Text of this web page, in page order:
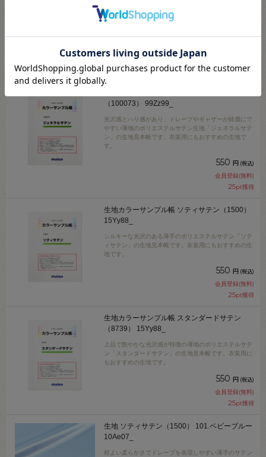
高ドレープ性としなやかさを兼ね備えた上品なドレープ
サテン「ネオクレープサテン」の生地見本帳です。衣装
15pt獲得
（100073） 99Zz99_
光沢感とハリ感があり、ドレープやギャザーが綺麗にで
やすい薄地のポリエステルサテン生地「ジェネラルサテ
ン」の生地見本帳です。衣装用にもおすすめの生地で
す。
550 円 (税込)
会員登録(無料)
25pt獲得
生地カラーサンプル帳 ソティサテン（1500）
15Yy88_
シルキーな光沢のある薄手のポリエステルサテン「ソテ
ィサテン」の生地見本帳です。衣装用にもおすすめの生
地です。
550 円 (税込)
会員登録(無料)
25pt獲得
生地カラーサンプル帳 スタンダードサテン
（8739） 15Yy88_
上品で艶やかな光沢感が特徴の薄地のポリエステルサテ
ン「スタンダードサテン」の生地見本帳です。衣装用に
もおすすめの生地です。
550 円 (税込)
会員登録(無料)
25pt獲得
生地 ソティサテン（1500） 101.ベビーブルー
10Ae07_
程よい柔らかさでドレープを表現しやすい薄手のサテン